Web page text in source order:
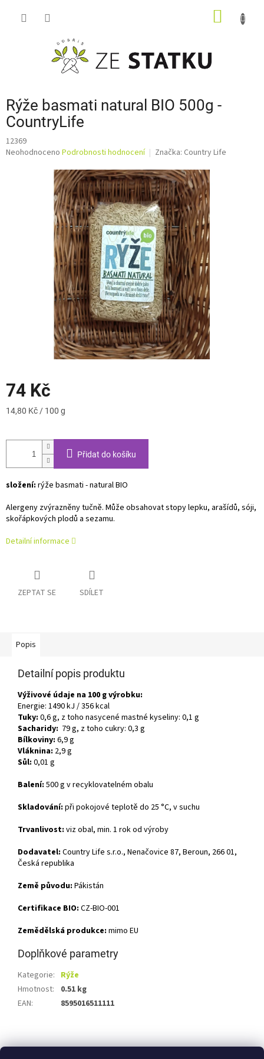
Rýže basmati natural BIO 500g -
CountryLife
12369
Průměrné
Neohodnoceno Podrobnosti hodnocení Značka: Country Life
74 Kč
Měrná
14,80 Kč / 100 g
Přidat do košíku
složení: rýže basmati - natural BIO
Alergeny zvýrazněny tučně. Může obsahovat stopy lepku, arašídů, sóji,
skořápkových plodů a sezamu.
Detailní informace
ZEPTAT SE SDÍLET
Popis
Detailní popis produktu
Výživové údaje na 100 g výrobku:
Energie: 1490 kJ / 356 kcal
Tuky: 0,6 g, z toho nasycené mastné kyseliny: 0,1 g
Sacharidy: 79 g, z toho cukry: 0,3 g
Bílkoviny: 6,9 g
Vláknina: 2,9 g
Sůl: 0,01 g
Balení: 500 g v recyklovatelném obalu
Skladování: při pokojové teplotě do 25 °C, v suchu
Trvanlivost: viz obal, min. 1 rok od výroby
Dodavatel: Country Life s.r.o., Nenačovice 87, Beroun, 266 01,
Česká republika
Země původu: Pákistán
Certifikace BIO: CZ-BIO-001
Zemědělská produkce: mimo EU
Doplňkové parametry
Kategorie: Rýže
Hmotnost:
0.51 kg
EAN: 8595016511111
á